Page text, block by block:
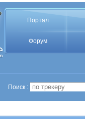
Портал
Форум
Поиск :